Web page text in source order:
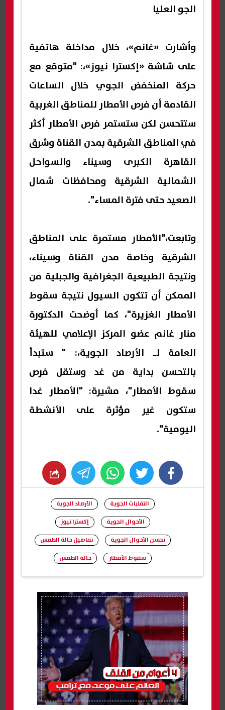
الجو العليا
وأشارت «غانم»، خلال مداخلة هاتفية
على شاشة «إكسترا نيوز»،: "متوقع مع
حركة المنخفض الجوي خلال الساعات
القادمة أن فرص الأمطار للمناطق الغربية
ستتحسن لكن ستستمر فرص الأمطار أكثر
في المناطق الشرقية بمدن القناة وشرق
القاهرة الكبرى وسيناء والسواحل
الشمالية الشرقية ومحافظات شمال
الصعيد حتى فترة المساء".
وتابعت،"الأمطار مستمرة على المناطق
الشرقية وخاصة مدن القناة وسيناء،
ونتيجة الطبيعية الجغرافية والجبلية من
الممكن أن تتكون السيول نتيجة سقوط
الأمطار الغزيرة"، كما أوضحت الدكتورة
منار غانم عضو المركز الإعلامي للهيئة
العامة لـ الأرصاد الجوية،: " ستبدأ
بالتحسن بداية من غد وستقل فرص
سقوط الأمطار"، مشيرة: "الأمطار غدا
ستكون غير مؤثرة على الأنشطة
اليومية".
facebook
twitter
whats
التقلبات الجوية
الأرصاد الجوية
الأحوال الجوية
إكسترا نيوز
تحسن الأحوال الجوية
تفاصيل حالة الطقس
سقوط الأمطار
حالة الطقس